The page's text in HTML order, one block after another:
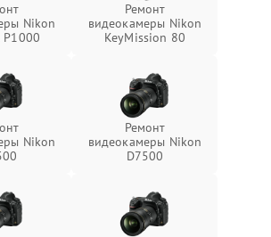
Nikon
Ремонт
видеокамеры Nikon
KeyMission 80
Nikon
Ремонт
видеокамеры Nikon
D7500